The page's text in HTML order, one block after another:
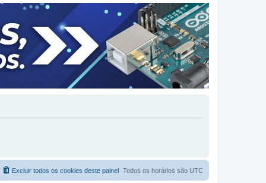
Todos os horários são UTC
Excluir todos os cookies deste painel